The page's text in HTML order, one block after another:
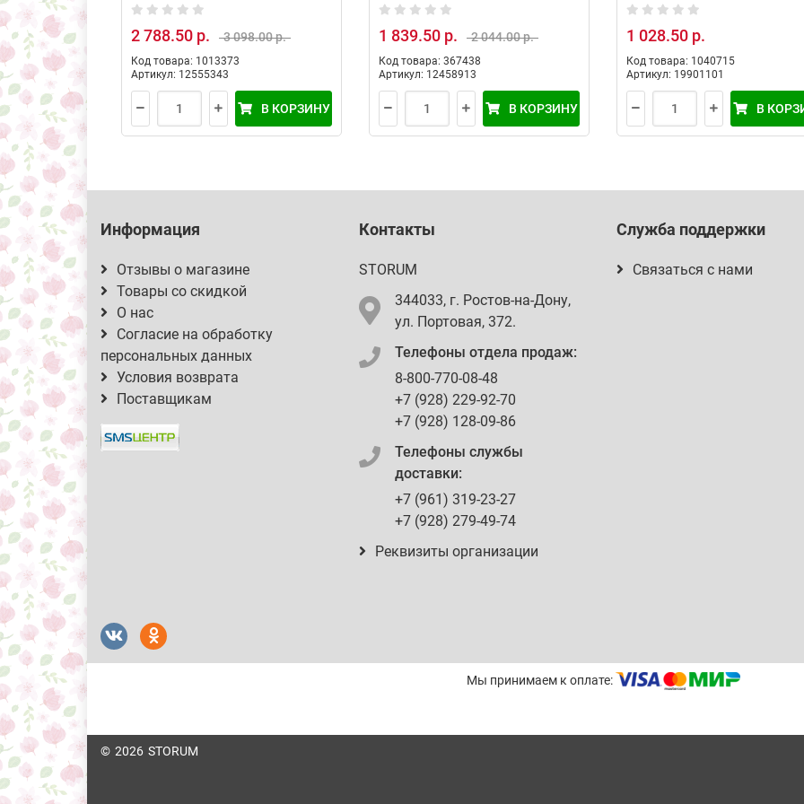
2 788.50 р. 3 098.00 р.
Код товара: 1013373
Артикул: 12555343
В КОРЗИНУ
рисом, 3.8 кг
1 839.50 р. 2 044.00 р.
Код товара: 367438
Артикул: 12458913
В КОРЗИНУ
1 028.50 р.
Код товара: 1040715
Артикул: 19901101
В
Информация
Отзывы о магазине
Товары со скидкой
О нас
Согласие на обработку
персональных данных
Условия возврата
Поставщикам
Контакты
STORUM
344033, г. Ростов-на-Дону,
ул. Портовая, 372.
Телефоны отдела продаж:
8-800-770-08-48
+7 (928) 229-92-70
+7 (928) 128-09-86
Телефоны службы
доставки:
+7 (961) 319-23-27
+7 (928) 279-49-74
Реквизиты организации
Служба поддержки
Связаться с нами
Мы принимаем к оплате:
© 2026 STORUM